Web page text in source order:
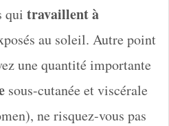
qui travaillent à
au soleil. Autre point
une quantité importante
sous-cutanée et viscérale
ne risquez-vous pas